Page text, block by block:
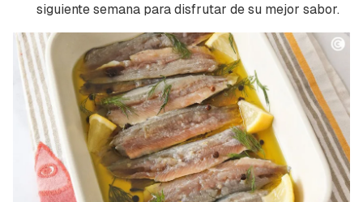
siguiente semana para disfrutar de su mejor sabor.